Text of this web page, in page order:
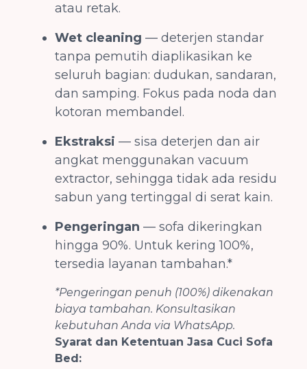
atau retak.
Wet cleaning — deterjen standar
tanpa pemutih diaplikasikan ke
seluruh bagian: dudukan, sandaran,
dan samping. Fokus pada noda dan
kotoran membandel.
Ekstraksi — sisa deterjen dan air
angkat menggunakan vacuum
extractor, sehingga tidak ada residu
sabun yang tertinggal di serat kain.
Pengeringan — sofa dikeringkan
hingga 90%. Untuk kering 100%,
tersedia layanan tambahan.*
*Pengeringan penuh (100%) dikenakan
biaya tambahan. Konsultasikan
kebutuhan Anda via WhatsApp.
Syarat dan Ketentuan Jasa Cuci Sofa
Bed: